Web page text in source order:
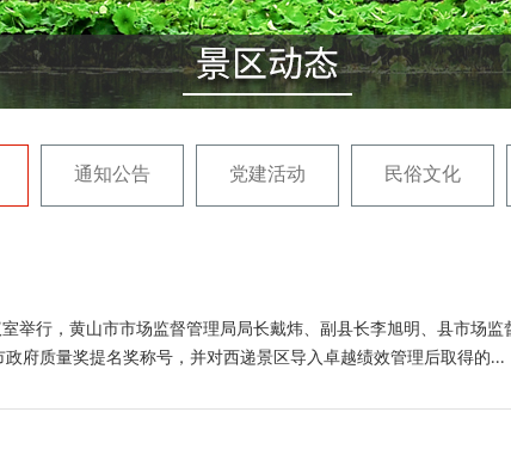
通知公告 党建活动 民俗文化
举行，黄山市市场监督管理局局长戴炜、副县长李旭明、县市场
府质量奖提名奖称号，并对西递景区导入卓越绩效管理后取得的...